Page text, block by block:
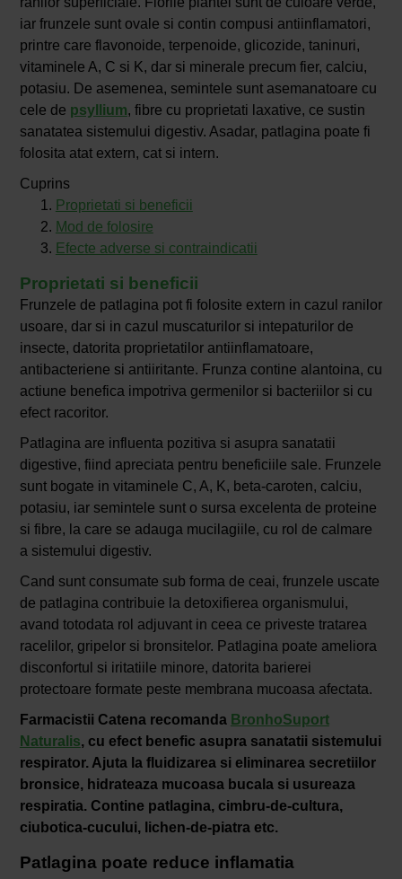
iar frunzele sunt ovale si contin compusi antiinflamatori,
printre care flavonoide, terpenoide, glicozide, taninuri,
vitaminele A, C si K, dar si minerale precum fier, calciu,
potasiu. De asemenea, semintele sunt asemanatoare cu
cele de psyllium, fibre cu proprietati laxative, ce sustin
sanatatea sistemului digestiv. Asadar, patlagina poate fi
folosita atat extern, cat si intern.
Cuprins
Proprietati si beneficii
Mod de folosire
Efecte adverse si contraindicatii
Proprietati si beneficii
Frunzele de patlagina pot fi folosite extern in cazul ranilor
usoare, dar si in cazul muscaturilor si intepaturilor de
insecte, datorita proprietatilor antiinflamatoare,
antibacteriene si antiiritante. Frunza contine alantoina, cu
actiune benefica impotriva germenilor si bacteriilor si cu
efect racoritor.
Patlagina are influenta pozitiva si asupra sanatatii
digestive, fiind apreciata pentru beneficiile sale. Frunzele
sunt bogate in vitaminele C, A, K, beta-caroten, calciu,
potasiu, iar semintele sunt o sursa excelenta de proteine
si fibre, la care se adauga mucilagiile, cu rol de calmare
a sistemului digestiv.
Cand sunt consumate sub forma de ceai, frunzele uscate
de patlagina contribuie la detoxifierea organismului,
avand totodata rol adjuvant in ceea ce priveste tratarea
racelilor, gripelor si bronsitelor. Patlagina poate ameliora
disconfortul si iritatiile minore, datorita barierei
protectoare formate peste membrana mucoasa afectata.
Farmacistii Catena recomanda BronhoSuport
Naturalis, cu efect benefic asupra sanatatii sistemului
respirator. Ajuta la fluidizarea si eliminarea secretiilor
bronsice, hidrateaza mucoasa bucala si usureaza
respiratia. Contine patlagina, cimbru-de-cultura,
ciubotica-cucului, lichen-de-piatra etc.
Patlagina poate reduce inflamatia